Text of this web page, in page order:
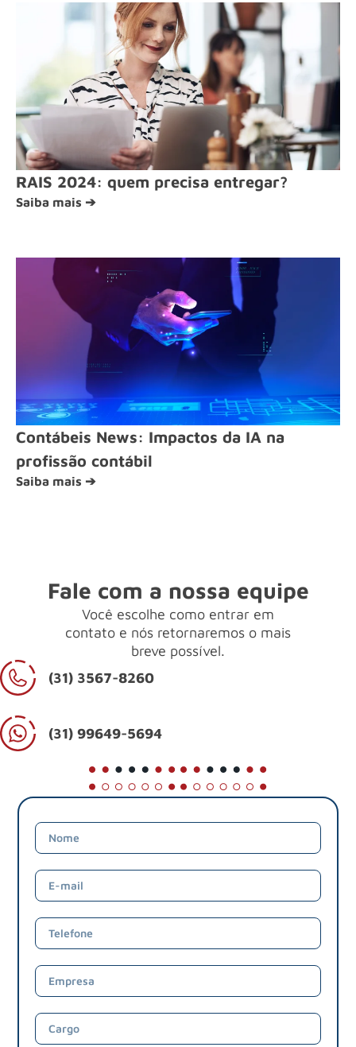
RAIS 2024: quem precisa entregar?
Saiba mais ➔
Contábeis News: Impactos da IA na
profissão contábil
Saiba mais ➔
Fale com a nossa equipe
Você escolhe como entrar em
contato e nós retornaremos o mais
breve possível.
(31) 3567-8260
(31) 99649-5694